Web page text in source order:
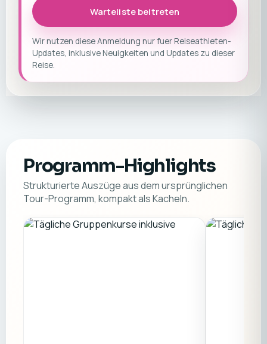
Warteliste beitreten
Wir nutzen diese Anmeldung nur fuer Reiseathleten-
Updates, inklusive Neuigkeiten und Updates zu dieser
Reise.
Programm-Highlights
Strukturierte Auszüge aus dem ursprünglichen
Tour-Programm, kompakt als Kacheln.